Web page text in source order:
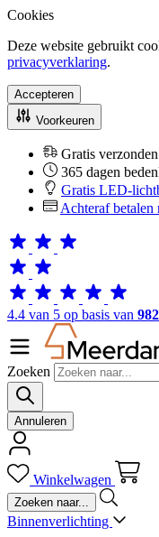
Cookies
Deze website gebruikt
privacyverklaring.
Accepteren
Voorkeuren
Gratis
365 dagen
Gratis LED-
Achteraf betalen
4.4 van 5 op basis van
Zoeken
Annuleren
Winkelwagen
Binnenverlichting